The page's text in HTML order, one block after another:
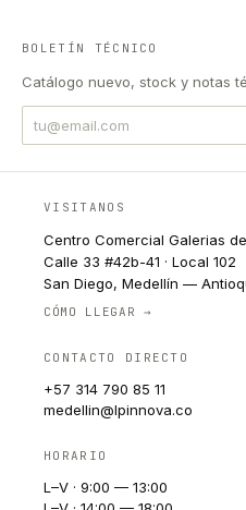
BOLETÍN TÉCNICO
Catálogo nuevo, stock y notas
VISITANOS
Centro Comercial Galerias
Calle 33 #42b-41 · Local 102
San Diego, Medellín —
CÓMO LLEGAR →
CONTACTO DIRECTO
+57 314 790 85 11
medellin@lpinnova.co
HORARIO
L–V · 9:00 — 13:00